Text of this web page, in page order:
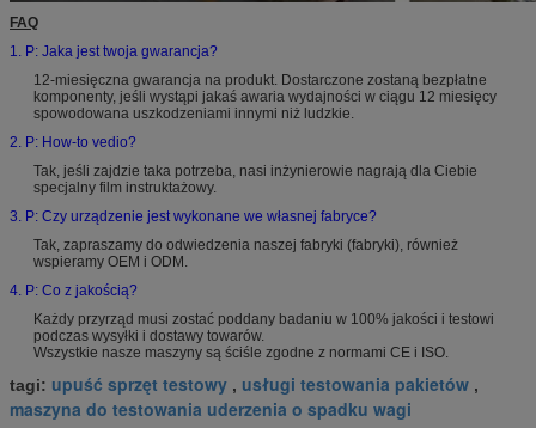
FAQ
1. P: Jaka jest twoja gwarancja?
12-miesięczna gwarancja na produkt. Dostarczone zostaną bezpłatne
komponenty, jeśli wystąpi jakaś awaria wydajności w ciągu 12 miesięcy
spowodowana uszkodzeniami innymi niż ludzkie.
2. P: How-to vedio?
Tak, jeśli zajdzie taka potrzeba, nasi inżynierowie nagrają dla Ciebie
specjalny film instruktażowy.
3. P: Czy urządzenie jest wykonane we własnej fabryce?
Tak, zapraszamy do odwiedzenia naszej fabryki (fabryki), również
wspieramy OEM i ODM.
4. P: Co z jakością?
Każdy przyrząd musi zostać poddany badaniu w 100% jakości i testowi
podczas wysyłki i dostawy towarów.
Wszystkie nasze maszyny są ściśle zgodne z normami CE i ISO.
tagi: upuść sprzęt testowy , usługi testowania pakietów ,
maszyna do testowania uderzenia o spadku wagi